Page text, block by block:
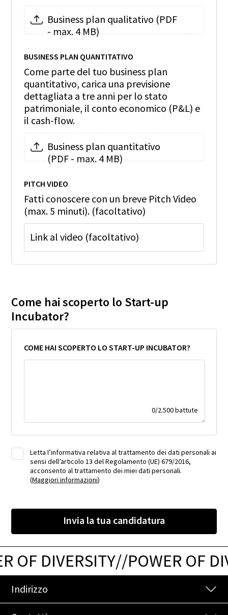
Business plan qualitativo (PDF
- max. 4 MB)
BUSINESS PLAN QUANTITATIVO
Come parte del tuo business plan
quantitativo, carica una previsione
dettagliata a tre anni per lo stato
patrimoniale, il conto economico (P&L) e
il cash-flow.
Business plan quantitativo
(PDF - max. 4 MB)
PITCH VIDEO
Fatti conoscere con un breve Pitch Video
(max. 5 minuti). (facoltativo)
Link al video (facoltativo)
Come hai scoperto lo Start-up
Incubator?
COME HAI SCOPERTO LO START-UP INCUBATOR?
0/2.500battute
Letta l’informativa relativa al trattamento dei dati personali ai
sensi dell’articolo 13 del Regolamento (UE) 679/2016,
acconsento al trattamento dei miei dati personali.
(Maggiori informazioni)
Invia la tua candidatura
DIVERSITY//POWER OF
Indirizzo